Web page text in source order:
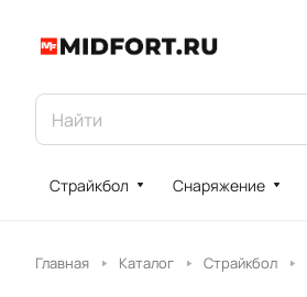
Страйкбол Снаряжение
Главная Каталог Страйкбол